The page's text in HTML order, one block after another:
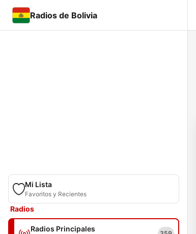
Radios de Bolivia
Mi Lista
Favoritos y Recientes
Radios
Radios Principales